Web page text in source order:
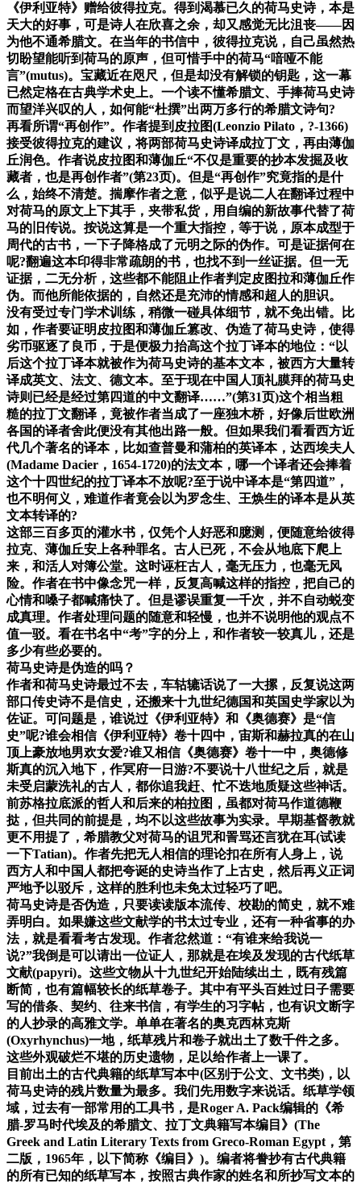
《伊利亚特》赠给彼得拉克。得到渴慕已久的荷马史诗，本是
天大的好事，可是诗人在欣喜之余，却又感觉无比沮丧——因
为他不通希腊文。在当年的书信中，彼得拉克说，自己虽然热
切盼望能听到荷马的原声，但可惜手中的荷马“喑哑不能
言”(mutus)。宝藏近在咫尺，但是却没有解锁的钥匙，这一幕
已然定格在古典学术史上。一个读不懂希腊文、手捧荷马史诗
而望洋兴叹的人，如何能“杜撰”出两万多行的希腊文诗句?
再看所谓“再创作”。作者提到皮拉图(Leonzio Pilato，?-1366)
接受彼得拉克的建议，将两部荷马史诗译成拉丁文，再由薄伽
丘润色。作者说皮拉图和薄伽丘“不仅是重要的抄本发掘及收
藏者，也是再创作者”(第23页)。但是“再创作”究竟指的是什
么，始终不清楚。揣摩作者之意，似乎是说二人在翻译过程中
对荷马的原文上下其手，夹带私货，用自编的新故事代替了荷
马的旧传说。按说这算是一个重大指控，等于说，原本成型于
周代的古书，一下子降格成了元明之际的伪作。可是证据何在
呢?翻遍这本印得非常疏朗的书，也找不到一丝证据。但一无
证据，二无分析，这些都不能阻止作者判定皮图拉和薄伽丘作
伪。而他所能依据的，自然还是充沛的情感和超人的胆识。
没有受过专门学术训练，稍微一碰具体细节，就不免出错。比
如，作者要证明皮拉图和薄伽丘篡改、伪造了荷马史诗，使得
劣币驱逐了良币，于是便极力抬高这个拉丁译本的地位：“以
后这个拉丁译本就被作为荷马史诗的基本文本，被西方大量转
译成英文、法文、德文本。至于现在中国人顶礼膜拜的荷马史
诗则已经是经过第四道的中文翻译……”(第31页)这个相当粗
糙的拉丁文翻译，竟被作者当成了一座独木桥，好像后世欧洲
各国的译者舍此便没有其他出路一般。但如果我们看看西方近
代几个著名的译本，比如查普曼和蒲柏的英译本，达西埃夫人
(Madame Dacier，1654-1720)的法文本，哪一个译者还会捧着
这个十四世纪的拉丁译本不放呢?至于说中译本是“第四道”，
也不明何义，难道作者竟会以为罗念生、王焕生的译本是从英
文本转译的?
这部三百多页的灌水书，仅凭个人好恶和臆测，便随意给彼得
拉克、薄伽丘安上各种罪名。古人已死，不会从地底下爬上
来，和活人对簿公堂。这时诬枉古人，毫无压力，也毫无风
险。作者在书中像念咒一样，反复高喊这样的指控，把自己的
心情和嗓子都喊痛快了。但是谬误重复一千次，并不自动蜕变
成真理。作者处理问题的随意和轻慢，也并不说明他的观点不
值一驳。看在书名中“考”字的分上，和作者较一较真儿，还是
多少有些必要的。
荷马史诗是伪造的吗？
作者和荷马史诗最过不去，车轱辘话说了一大摞，反复说这两
部口传史诗不是信史，还搬来十九世纪德国和英国史学家以为
佐证。可问题是，谁说过《伊利亚特》和《奥德赛》是“信
史”呢?谁会相信《伊利亚特》卷十四中，宙斯和赫拉真的在山
顶上豪放地男欢女爱?谁又相信《奥德赛》卷十一中，奥德修
斯真的沉入地下，作冥府一日游?不要说十八世纪之后，就是
未受启蒙洗礼的古人，都你追我赶、忙不迭地质疑这些神话。
前苏格拉底派的哲人和后来的柏拉图，虽都对荷马作道德鞭
挞，但共同的前提是，均不以这些故事为实录。早期基督教就
更不用提了，希腊教父对荷马的诅咒和詈骂还言犹在耳(试读
一下Tatian)。作者先把无人相信的理论扣在所有人身上，说
西方人和中国人都把夸诞的史诗当作了上古史，然后再义正词
严地予以驳斥，这样的胜利也未免太过轻巧了吧。
荷马史诗是否伪造，只要读读版本流传、校勘的简史，就不难
弄明白。如果嫌这些文献学的书太过专业，还有一种省事的办
法，就是看看考古发现。作者忿然道：“有谁来给我说一
说?”我倒是可以请出一位证人，那就是在埃及发现的古代纸草
文献(papyri)。这些文物从十九世纪开始陆续出土，既有残篇
断简，也有篇幅较长的纸草卷子。其中有平头百姓过日子需要
写的借条、契约、往来书信，有学生的习字帖，也有识文断字
的人抄录的高雅文学。单单在著名的奥克西林克斯
(Oxyrhynchus)一地，纸草残片和卷子就出土了数千件之多。
这些外观破烂不堪的历史遗物，足以给作者上一课了。
目前出土的古代典籍的纸草写本中(区别于公文、文书类)，以
荷马史诗的残片数量为最多。我们先用数字来说话。纸草学领
域，过去有一部常用的工具书，是Roger A. Pack编辑的《希
腊-罗马时代埃及的希腊文、拉丁文典籍写本编目》(The
Greek and Latin Literary Texts from Greco-Roman Egypt，第
二版，1965年，以下简称《编目》)。编者将誊抄有古代典籍
的所有已知的纸草写本，按照古典作家的姓名和所抄写文本的